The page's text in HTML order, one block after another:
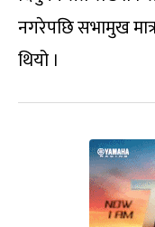
नगरेपछि सभामुख
थियो ।